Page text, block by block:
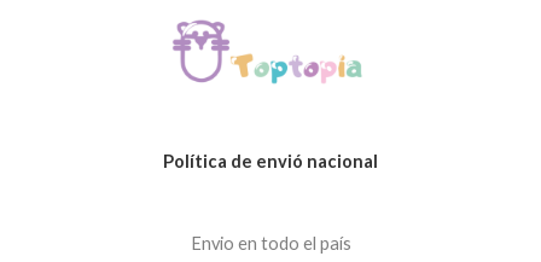
Política de envió nacional
Envio en todo el país